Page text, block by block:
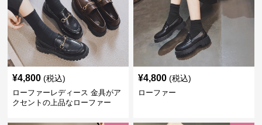
¥4,800 (税込)
ローファーレディース 金具がア
クセントの上品なローファー
¥4,800 (税込)
ローファー